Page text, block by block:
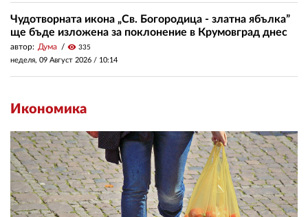
Чудотворната икона „Св. Богородица - златна ябълка”
ще бъде изложена за поклонение в Крумовград днес
автор: Дума visibility 335
неделя, 09 Август 2026 / 10:14
Икономика